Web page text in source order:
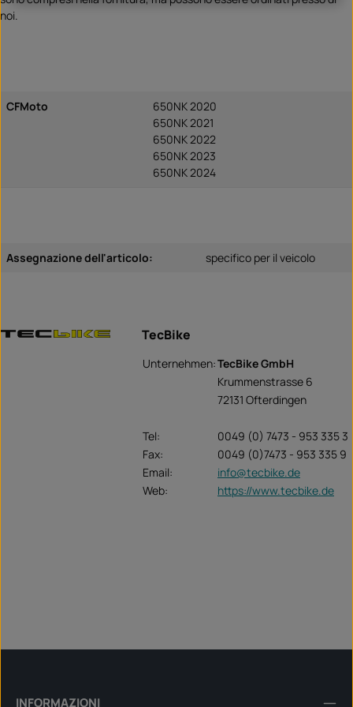
noi.
CFMoto
650NK 2020
650NK 2021
650NK 2022
650NK 2023
650NK 2024
Assegnazione dell'articolo: specifico per il veicolo
TecBike
Unternehmen:TecBike GmbH
Krummenstrasse 6
72131 Ofterdingen
Tel:
0049 (0) 7473 - 953 335 3
Fax:
0049 (0)7473 - 953 335 9
Email:
info@tecbike.de
Web:
https://www.tecbike.de
INFORMAZIONI